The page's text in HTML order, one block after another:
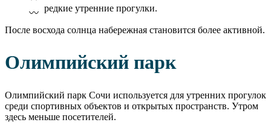
редкие утренние прогулки.
После восхода солнца набережная становится более активной.
Олимпийский парк
Олимпийский парк Сочи используется для утренних прогулок
среди спортивных объектов и открытых пространств. Утром
здесь меньше посетителей.